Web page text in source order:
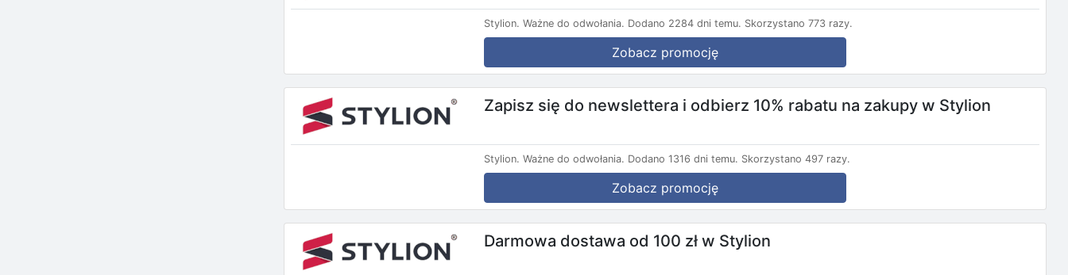
Stylion. Ważne do odwołania. Dodano 2284 dni temu. Skorzystano 773 razy.
Zobacz promocję
Zapisz się do newslettera i odbierz 10% rabatu na zakupy w Stylion
Stylion. Ważne do odwołania. Dodano 1316 dni temu. Skorzystano 497 razy.
Zobacz promocję
Darmowa dostawa od 100 zł w Stylion